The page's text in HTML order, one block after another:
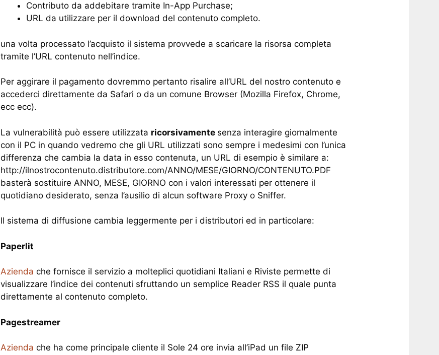
Contributo da addebitare tramite In-App Purchase;
URL da utilizzare per il download del contenuto completo.
una volta processato l’acquisto il sistema provvede a scaricare la risorsa completa
tramite l’URL contenuto nell’indice.
Per aggirare il pagamento dovremmo pertanto risalire all’URL del nostro contenuto e
accederci direttamente da Safari o da un comune Browser (Mozilla Firefox, Chrome,
ecc ecc).
La vulnerabilità può essere utilizzata ricorsivamente senza interagire giornalmente
con il PC in quando vedremo che gli URL utilizzati sono sempre i medesimi con l’unica
differenza che cambia la data in esso contenuta, un URL di esempio è similare a:
http://ilnostrocontenuto.distributore.com/ANNO/MESE/GIORNO/CONTENUTO.PDF
basterà sostituire ANNO, MESE, GIORNO con i valori interessati per ottenere il
quotidiano desiderato, senza l’ausilio di alcun software Proxy o Sniffer.
Il sistema di diffusione cambia leggermente per i distributori ed in particolare:
Paperlit
Azienda che fornisce il servizio a molteplici quotidiani Italiani e Riviste permette di
visualizzare l’indice dei contenuti sfruttando un semplice Reader RSS il quale punta
direttamente al contenuto completo.
Pagestreamer
Azienda che ha come principale cliente il Sole 24 ore invia all’iPad un file ZIP